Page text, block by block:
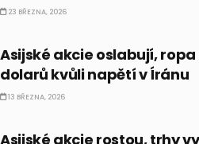
23 BŘEZNA, 2026
Asijské akcie oslabují, ropa
dolarů kvůli napětí v Íránu
13 BŘEZNA, 2026
Asijské akcie rostou, trhy